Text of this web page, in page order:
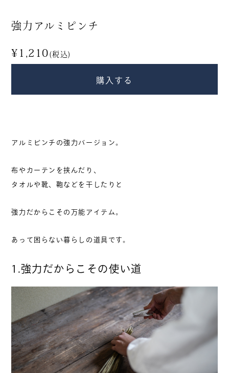
商品から探す
期間限定
お問い合わせ
0799-70-4582
受付：10:00 – 17:30
営業カレンダー
お問い合わせは営業中のお電話のみ
強力アルミピンチ
¥1,210 (税込)
購入する
アルミピンチの強力バージョン。
布やカーテンを挟んだり、
タオルや靴、鞄などを干したりと
強力だからこその万能アイテム。
あって困らない暮らしの道具です。
1.強力だからこその使い道